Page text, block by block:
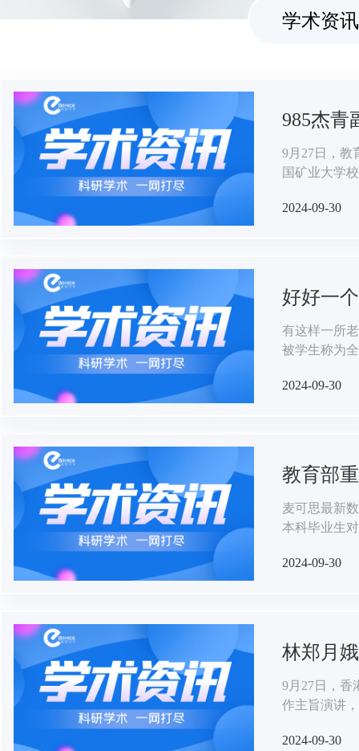
学术资讯
985杰青
9月27日，教
国矿业大学
省委教育工
2024-09-30
好好一
有这样一所
被学生称为
2024-09-30
教育部
麦可思最新
本科毕业生
2024-09-30
林郑月
9月27日，香
作主旨演讲
林市委常委
2024-09-30